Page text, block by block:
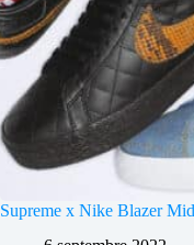
Supreme x Nike Blazer